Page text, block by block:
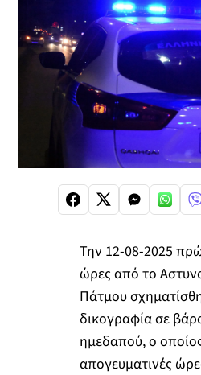
Την 12-08-2025
ώρες από το
Πάτμου
δικογραφία σε
ημεδαπού, ο
απογευματινές